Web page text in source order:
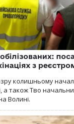
з
колишньому
а також Тво
Волині.